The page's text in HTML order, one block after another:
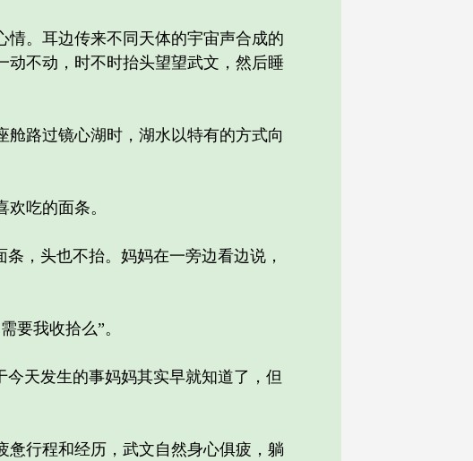
。耳边传来不同天体的宇宙声合成的
动不动，时不时抬头望望武文，然后睡
路过镜心湖时，湖水以特有的方式向
吃的面条。
，头也不抬。妈妈在一旁边看边说，
我收拾么”。
天发生的事妈妈其实早就知道了，但
行程和经历，武文自然身心俱疲，躺